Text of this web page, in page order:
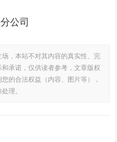
公司
，本站不对其内容的真实性、完
承诺，仅供读者参考，文章版权
的合法权益（内容、图片等），
理。